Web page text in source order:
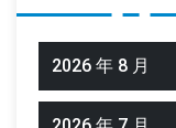
2026 年 8 月